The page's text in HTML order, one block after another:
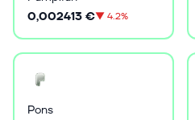
0,002413 €▼4.2%
Pons